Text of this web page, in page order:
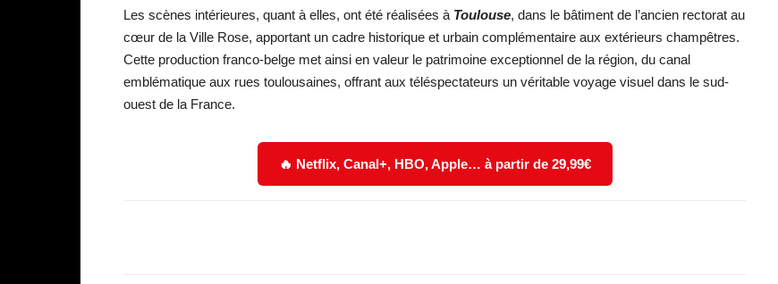
Les scènes intérieures, quant à elles, ont été réalisées à Toulouse, dans le bâtiment de l’ancien rectorat au
cœur de la Ville Rose, apportant un cadre historique et urbain complémentaire aux extérieurs champêtres.
Cette production franco-belge met ainsi en valeur le patrimoine exceptionnel de la région, du canal
emblématique aux rues toulousaines, offrant aux téléspectateurs un véritable voyage visuel dans le sud-
ouest de la France.
🔥 Netflix, Canal+, HBO, Apple… à partir de 29,99€